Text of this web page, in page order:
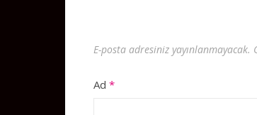
E-posta adresiniz yayınlanmayacak.
Ad *